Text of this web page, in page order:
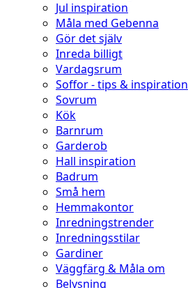
Jul inspiration
Måla med Gebenna
Gör det själv
Inreda billigt
Vardagsrum
Soffor - tips & inspiration
Sovrum
Kök
Barnrum
Garderob
Hall inspiration
Badrum
Små hem
Hemmakontor
Inredningstrender
Inredningsstilar
Gardiner
Väggfärg & Måla om
Belysning